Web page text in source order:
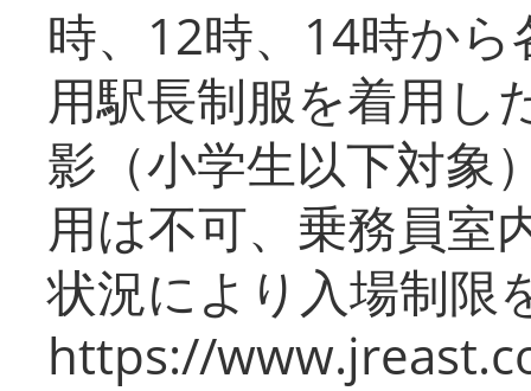
時、12時、14時か
用駅長制服を着用し
影（小学生以下対象
用は不可、乗務員室
状況により入場制限
https://